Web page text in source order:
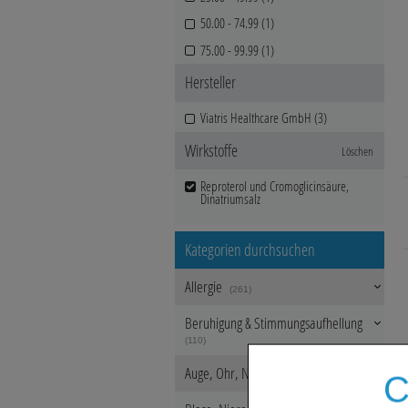
50.00 - 74.99 (1)
75.00 - 99.99 (1)
Hersteller
Viatris Healthcare GmbH (3)
Wirkstoffe Löschen
Reproterol und Cromoglicinsäure,
Dinatriumsalz
Kategorien durchsuchen
Allergie (261)
Beruhigung & Stimmungsaufhellung
(110)
Auge, Ohr, Nase & Mund